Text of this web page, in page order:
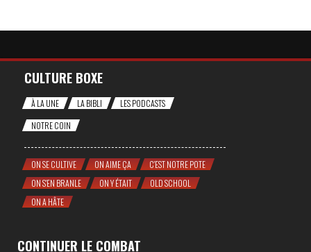
CULTURE BOXE
À LA UNE LA BIBLI
LES PODCASTS
NOTRE COIN
ON SE CULTIVE ON AIME ÇA
C'EST NOTRE POTE
ON S'EN BRANLE
ON Y ÉTAIT
OLD SCHOOL
ON A HÂTE
CONTINUER LE COMBAT